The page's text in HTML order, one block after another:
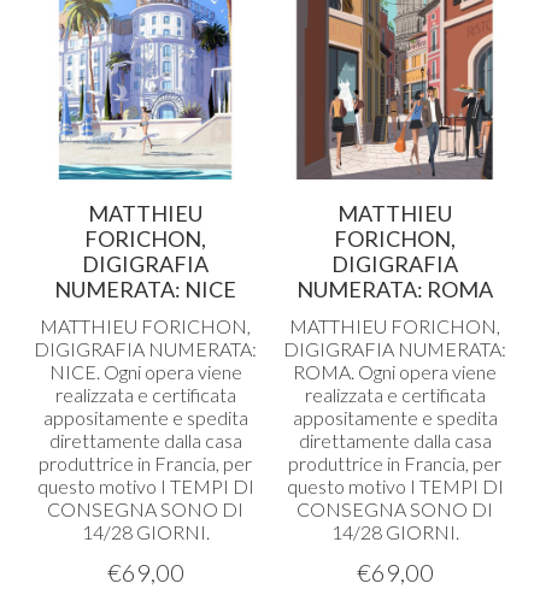
MATTHIEU
FORICHON,
DIGIGRAFIA
NUMERATA: NICE
MATTHIEU FORICHON,
DIGIGRAFIA NUMERATA:
NICE. Ogni opera viene
realizzata e certificata
appositamente e spedita
direttamente dalla casa
produttrice in Francia, per
questo motivo I TEMPI DI
CONSEGNASONO DI
14/28 GIORNI.
€69,00
MATTHIEU
FORICHON,
DIGIGRAFIA
NUMERATA: ROMA
MATTHIEU FORICHON,
DIGIGRAFIA NUMERATA:
ROMA. Ogni opera viene
realizzata e certificata
appositamente e spedita
direttamente dalla casa
produttrice in Francia, per
questo motivo I TEMPI DI
CONSEGNASONO DI
14/28 GIORNI.
€69,00